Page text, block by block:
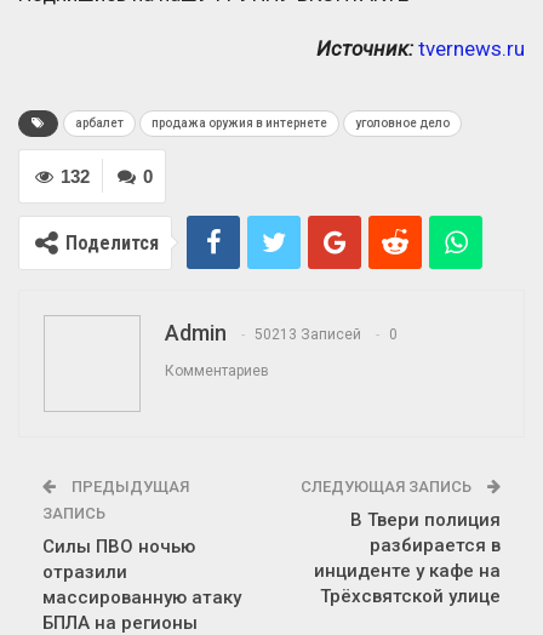
Источник: tvernews.ru
арбалет продажа оружия в интернете уголовное дело
0
132
Поделится
Admin 50213 Записей 0
Комментариев
ПРЕДЫДУЩАЯ
ЗАПИСЬ
Силы ПВО ночью
отразили
массированную атаку
БПЛА на регионы
СЛЕДУЮЩАЯ ЗАПИСЬ
В Твери полиция
разбирается в
инциденте у кафе на
Трёхсвятской улице